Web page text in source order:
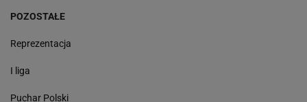
POZOSTAŁE
Reprezentacja
I liga
Puchar Polski